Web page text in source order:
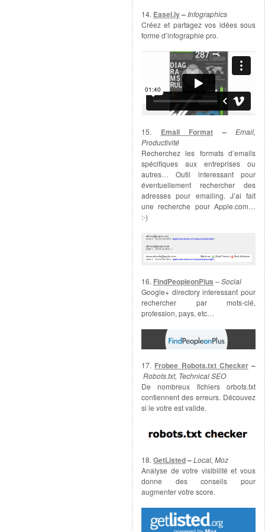
14. Easel.ly– Infographics
Créez et partagez vos idées sous
forme d’infographie pro.
15. Email Format – Email,
Productivité
Recherchez les formats d’emails
spécifiques aux entreprises ou
autres… Outil interessant pour
éventuellement rechercher des
adresses pour emailing. J’ai fait
une recherche pour Apple.com…
:-)
16. FindPeopleonPlus –Social
Google+ directory interessant pour
rechercher par mots-clé,
profession, pays, etc…
17. Frobee Robots.txt Checker–
Robots.txt, Technical SEO
De nombreux fichiers orbots.txt
contiennent des erreurs. Découvez
si le votre est valide.
18. GetListed–Local, Moz
Analyse de votre visibilité et vous
donne des conseils pour
augmenter votre score.